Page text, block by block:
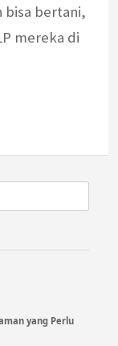
bisa bertani,
mereka di
yang Perlu